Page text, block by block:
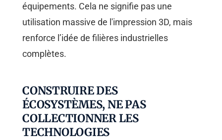
équipements. Cela ne signifie pas une
utilisation massive de l'impression 3D, mais
renforce l’idée de filières industrielles
complètes.
CONSTRUIRE DES
ÉCOSYSTÈMES, NE PAS
COLLECTIONNER LES
TECHNOLOGIES